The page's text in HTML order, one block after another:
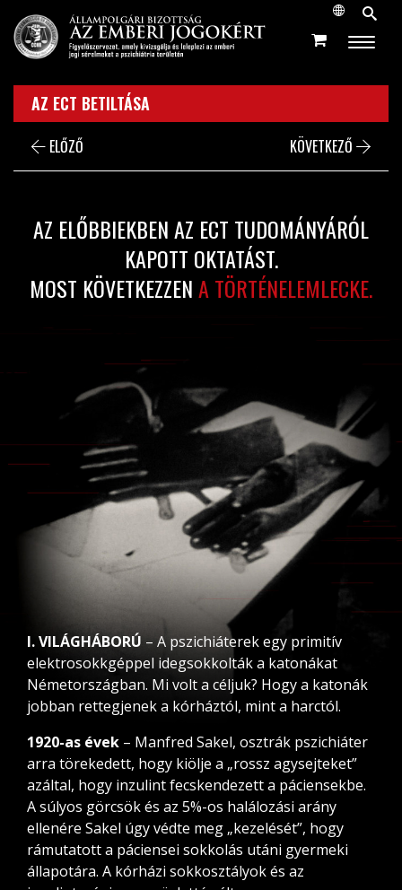
AZ ECT BETILTÁSA
ELŐZŐ KÖVETKEZŐ
AZ ELŐBBIEKBEN AZ ECT TUDOMÁNYÁRÓL
KAPOTT OKTATÁST.
MOST KÖVETKEZZENA TÖRTÉNELEMLECKE.
I. VILÁGHÁBORÚ – A pszichiáterek egy primitív
elektrosokkgéppel idegsokkolták a katonákat
Németországban. Mi volt a céljuk? Hogy a katonák
jobban rettegjenek a kórháztól, mint a harctól.
1920-as évek – Manfred Sakel, osztrák pszichiáter
arra törekedett, hogy kiölje a „rossz agysejteket”
azáltal, hogy inzulint fecskendezett a páciensekbe.
A súlyos görcsök és az 5%-os halálozási arány
ellenére Sakel úgy védte meg „kezelését”, hogy
rámutatott a páciensei sokkolás utáni gyermeki
állapotára. A kórházi sokkosztályok és az